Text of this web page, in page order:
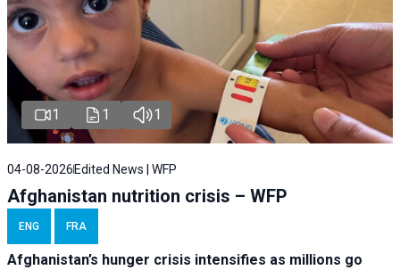
1 1 1
04-08-2026 Edited News | WFP
Afghanistan nutrition crisis – WFP
ENG FRA
Afghanistan’s hunger crisis intensifies as millions go